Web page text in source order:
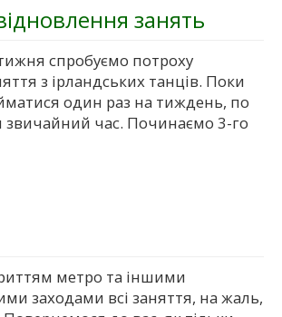
занять
спробуємо потроху
з ірландських танців. Поки
один раз на тиждень, по
звичайний час. Починаємо 3-го
метро та іншими
заходами всі заняття, на жаль,